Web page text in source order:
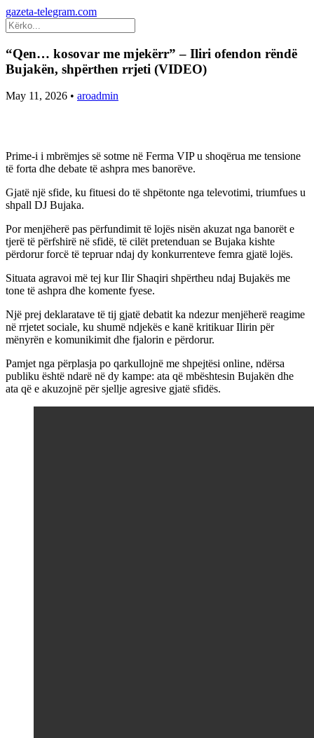
gazeta-telegram.com
“Qen… kosovar me mjekërr” – Iliri ofendon rëndë
Bujakën, shpërthen rrjeti (VIDEO)
May 11, 2026 • aroadmin
Prime-i i mbrëmjes së sotme në Ferma VIP u shoqërua me tensione
të forta dhe debate të ashpra mes banorëve.
Gjatë një sfide, ku fituesi do të shpëtonte nga televotimi, triumfues u
shpall DJ Bujaka.
Por menjëherë pas përfundimit të lojës nisën akuzat nga banorët e
tjerë të përfshirë në sfidë, të cilët pretenduan se Bujaka kishte
përdorur forcë të tepruar ndaj dy konkurrenteve femra gjatë lojës.
Situata agravoi më tej kur Ilir Shaqiri shpërtheu ndaj Bujakës me
tone të ashpra dhe komente fyese.
Një prej deklaratave të tij gjatë debatit ka ndezur menjëherë reagime
në rrjetet sociale, ku shumë ndjekës e kanë kritikuar Ilirin për
mënyrën e komunikimit dhe fjalorin e përdorur.
Pamjet nga përplasja po qarkullojnë me shpejtësi online, ndërsa
publiku është ndarë në dy kampe: ata që mbështesin Bujakën dhe
ata që e akuzojnë për sjellje agresive gjatë sfidës.